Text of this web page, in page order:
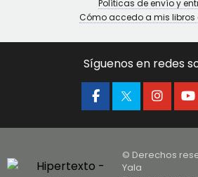
Políticas de envío y
Cómo accedo a mis libros
Síguenos en redes
© Derechos
Yala